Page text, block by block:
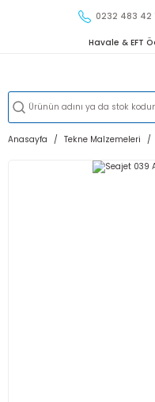
0232 483 42
Havale & EFT
Anasayfa Tekne Malzemeleri